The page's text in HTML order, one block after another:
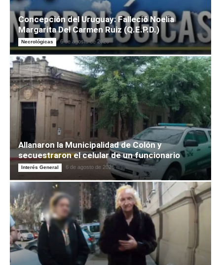
Concepción del Uruguay: Falleció Noelia
Margarita Del Carmen Ruiz (Q.E.P.D.)
Necrológicas 6 de agosto de 2026
Allanaron la Municipalidad de Colón y
secuestraron el celular de un funcionario
Interés General 6 de agosto de 2026